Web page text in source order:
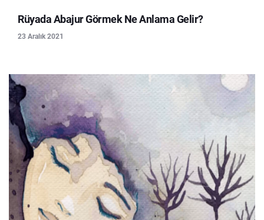
Rüyada Abajur Görmek Ne Anlama Gelir?
23 Aralık 2021